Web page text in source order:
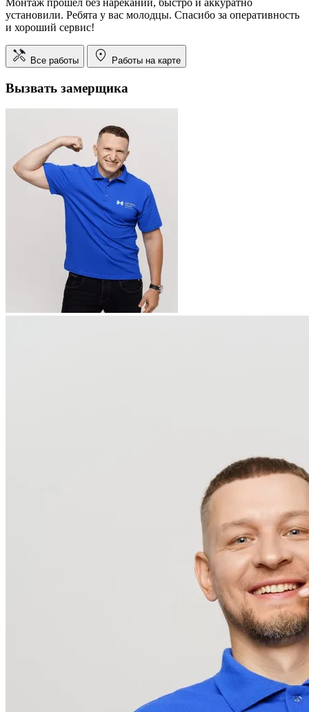
установили. Ребята у вас молодцы. Спасибо за оперативность
и хороший сервис!
Все работы Работы на карте
Вызвать замерщика